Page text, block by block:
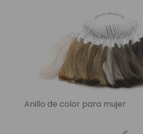
Anillo de color para mujer